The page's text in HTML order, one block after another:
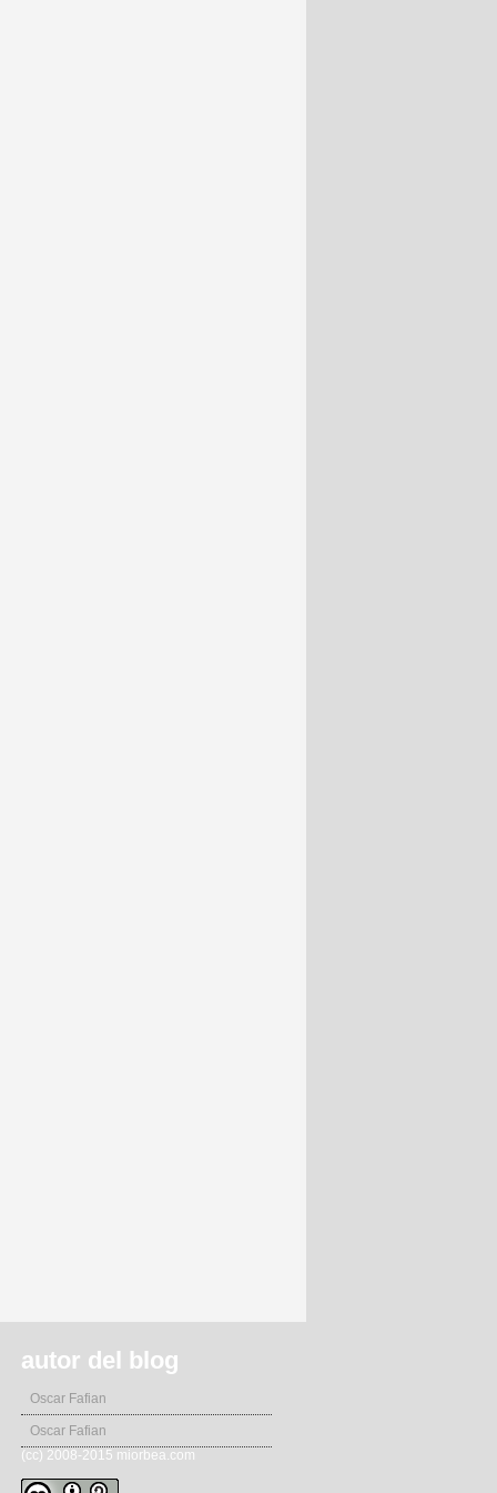
autor del blog
Oscar Fafian
Oscar Fafian
(cc) 2008-2015 miorbea.com